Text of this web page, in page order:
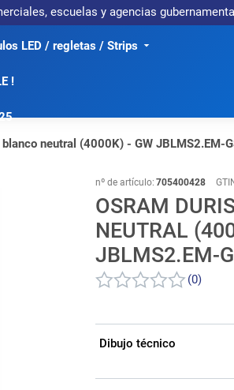
escuelas y agencias
LED / regletas / Strips
!
blanco neutral (4000K) - GW JBLMS2.EM-
nº de artículo: 705400428
OSRAM
NEUTRAL
JBLMS2.EM-
(0)
Dibujo técnico